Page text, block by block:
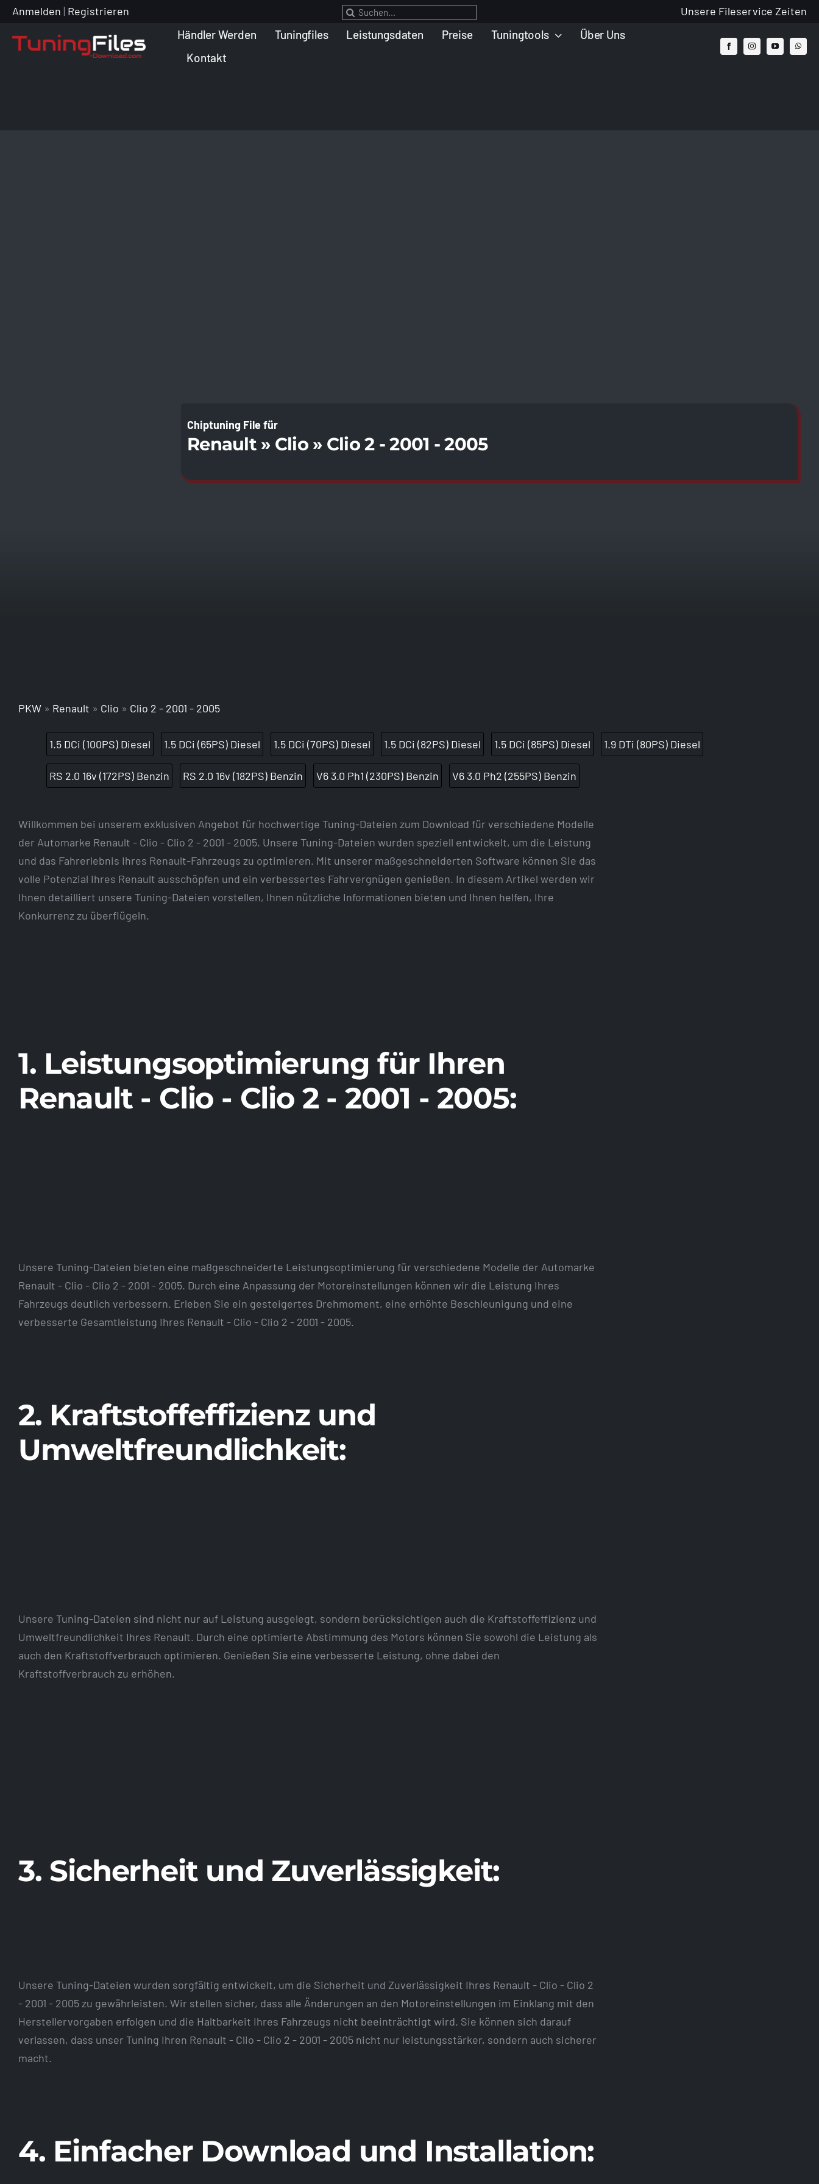
Zum
springen
Anmelden | Registrieren
Suche
nach:
Unsere Fileservice Zeiten
Händler Werden Tuningfiles Leistungsdaten Preise Tuningtools
Über Uns
Kontakt
Chiptuning File für
Renault » Clio » Clio 2 - 2001 - 2005
PKW» Renault » Clio » Clio 2 - 2001 - 2005
1.5 DCi (100PS) Diesel 1.5 DCi (65PS) Diesel 1.5 DCi (70PS) Diesel 1.5 DCi (82PS) Diesel 1.5 DCi (85PS) Diesel 1.9 DTi (80PS) Diesel
RS 2.0 16v (172PS) Benzin RS 2.0 16v (182PS) Benzin V6 3.0 Ph1 (230PS) Benzin V6 3.0 Ph2 (255PS) Benzin
Willkommen bei unserem exklusiven Angebot für hochwertige Tuning-Dateien zum Download für verschiedene Modelle
der Automarke Renault - Clio - Clio 2 - 2001 - 2005. Unsere Tuning-Dateien wurden speziell entwickelt, um die Leistung
und das Fahrerlebnis Ihres Renault-Fahrzeugs zu optimieren. Mit unserer maßgeschneiderten Software können Sie das
volle Potenzial Ihres Renault ausschöpfen und ein verbessertes Fahrvergnügen genießen. In diesem Artikel werden wir
Ihnen detailliert unsere Tuning-Dateien vorstellen, Ihnen nützliche Informationen bieten und Ihnen helfen, Ihre
Konkurrenz zu überflügeln.
1. Leistungsoptimierung für Ihren
Renault - Clio - Clio 2 - 2001 - 2005:
Unsere Tuning-Dateien bieten eine maßgeschneiderte Leistungsoptimierung für verschiedene Modelle der Automarke
Renault - Clio - Clio 2 - 2001 - 2005. Durch eine Anpassung der Motoreinstellungen können wir die Leistung Ihres
Fahrzeugs deutlich verbessern. Erleben Sie ein gesteigertes Drehmoment, eine erhöhte Beschleunigung und eine
verbesserte Gesamtleistung Ihres Renault - Clio - Clio 2 - 2001 - 2005.
2. Kraftstoffeffizienz und
Umweltfreundlichkeit:
Unsere Tuning-Dateien sind nicht nur auf Leistung ausgelegt, sondern berücksichtigen auch die Kraftstoffeffizienz und
Umweltfreundlichkeit Ihres Renault. Durch eine optimierte Abstimmung des Motors können Sie sowohl die Leistung als
auch den Kraftstoffverbrauch optimieren. Genießen Sie eine verbesserte Leistung, ohne dabei den
Kraftstoffverbrauch zu erhöhen.
3. Sicherheit und Zuverlässigkeit:
Unsere Tuning-Dateien wurden sorgfältig entwickelt, um die Sicherheit und Zuverlässigkeit Ihres Renault - Clio - Clio 2
- 2001 - 2005 zu gewährleisten. Wir stellen sicher, dass alle Änderungen an den Motoreinstellungen im Einklang mit den
Herstellervorgaben erfolgen und die Haltbarkeit Ihres Fahrzeugs nicht beeinträchtigt wird. Sie können sich darauf
verlassen, dass unser Tuning Ihren Renault - Clio - Clio 2 - 2001 - 2005 nicht nur leistungsstärker, sondern auch sicherer
macht.
4. Einfacher Download und Installation: